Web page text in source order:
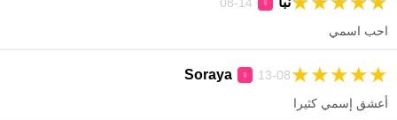
♀
احب اسمي
Soraya ♀ 13-08 ★
★
★
★
★
أعشق إسمي كثيرا